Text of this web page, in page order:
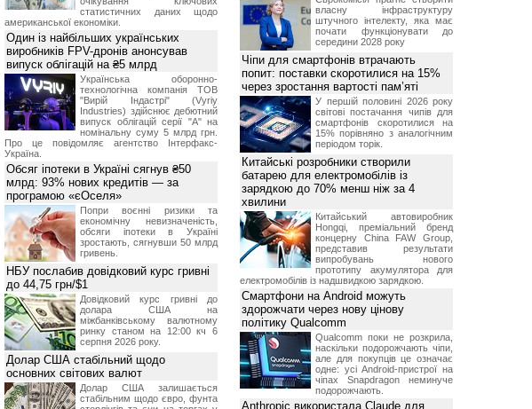
статистичних даних щодо
американської економіки.
Один із найбільших українських
виробників FPV-дронів анонсував
випуск облігацій на ₴5 млрд
Українська оборонно-
технологічна компанія ТОВ
"Вирій Індастрі" (Vyriy
Industries) здійснює дебютний
випуск облігацій серії "А" на
номінальну суму 5 млрд грн.
Про це повідомляє агентство Інтерфакс-
Україна.
Обсяг іпотеки в Україні сягнув ₴50
млрд: 93% нових кредитів — за
програмою «єОселя»
Попри воєнні ризики та
економічну невизначеність,
обсяги іпотеки в Україні
зростають, сягнувши 50 млрд
гривень.
НБУ послабив довідковий курс гривні
до 44,75 грн/$1
Довідковий курс гривні до
долара США на
міжбанківському валютному
ринку станом на 12:00 кч 6
серпня 2026 року.
Долар США стабільний щодо
основних світових валют
Долар США залишається
стабільним щодо євро, фунта
власну інфраструктуру
штучного інтелекту, яка має
почати функціонувати до
середини 2028 року
Чіпи для смартфонів втрачають
попит: поставки скоротилися на 15%
через зростання вартості пам’яті
У першій половині 2026 року
світові постачання чипів для
смартфонів скоротилися на
15% порівняно з аналогічним
періодом торік.
Китайські розробники створили
батарею для електромобілів із
зарядкою до 70% менш ніж за 4
хвилини
Китайський автовиробник
Hongqi, преміальний бренд
концерну China FAW Group,
представив результати
випробувань нового
прототипу акумулятора для
електромобілів із надшвидкою зарядкою.
Смартфони на Android можуть
здорожчати через нову цінову
політику Qualcomm
Qualcomm поки не розкрила,
наскільки подорожчають чіпи,
але для покупців це означає
одне: усі Android-пристрої на
чіпах Snapdragon неминуче
подорожчають.
Anthropic використала Claude для